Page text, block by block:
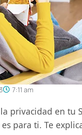
7:11 am
privacidad en tu
para ti. Te